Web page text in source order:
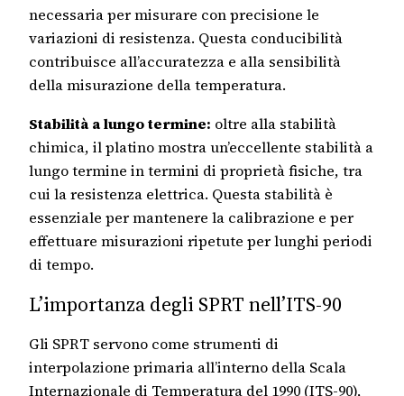
necessaria per misurare con precisione le
variazioni di resistenza. Questa conducibilità
contribuisce all’accuratezza e alla sensibilità
della misurazione della temperatura.
Stabilità a lungo termine: oltre alla stabilità
chimica, il platino mostra un’eccellente stabilità a
lungo termine in termini di proprietà fisiche, tra
cui la resistenza elettrica. Questa stabilità è
essenziale per mantenere la calibrazione e per
effettuare misurazioni ripetute per lunghi periodi
di tempo.
L’importanza degli SPRT nell’ITS-90
Gli SPRT servono come strumenti di
interpolazione primaria all’interno della Scala
Internazionale di Temperatura del 1990 (ITS-90),